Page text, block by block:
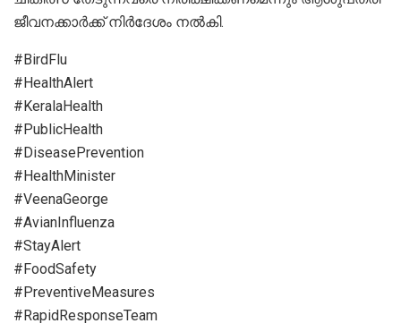
ജീവനക്കാർക്ക് നിർദേശം നൽകി.
#BirdFlu
#HealthAlert
#KeralaHealth
#PublicHealth
#DiseasePrevention
#HealthMinister
#VeenaGeorge
#AvianInfluenza
#StayAlert
#FoodSafety
#PreventiveMeasures
#RapidResponseTeam